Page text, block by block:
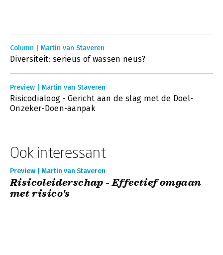
Column | Martin van Staveren
Diversiteit: serieus of wassen neus?
Preview | Martin van Staveren
Risicodialoog - Gericht aan de slag met de Doel-
Onzeker-Doen-aanpak
Ook interessant
Preview | Martin van Staveren
Risicoleiderschap - Effectief omgaan
met risico's